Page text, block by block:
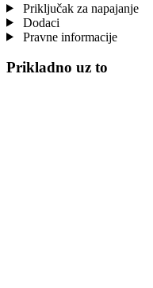
Priključak za napajanje
Dodaci
Pravne informacije
Prikladno uz to